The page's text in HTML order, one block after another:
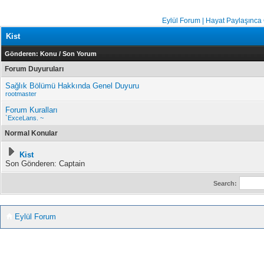
Eylül Forum | Hayat Paylaşınca
Kist
Gönderen: Konu / Son Yorum
Forum Duyuruları
Sağlık Bölümü Hakkında Genel Duyuru
rootmaster
Forum Kuralları
`ExceLans. ~
Normal Konular
Kist
Son Gönderen: Captain
Search:
Eylül Forum